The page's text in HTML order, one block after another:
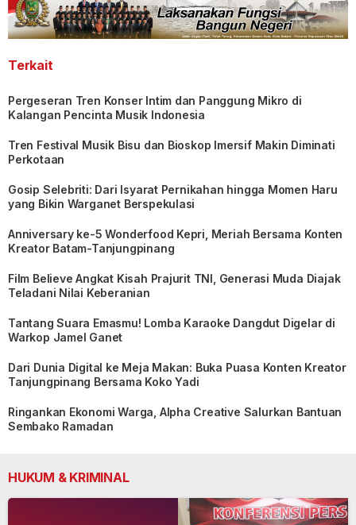
Terkait
Pergeseran Tren Konser Intim dan Panggung Mikro di
Kalangan Pencinta Musik Indonesia
Tren Festival Musik Bisu dan Bioskop Imersif Makin Diminati
Perkotaan
Gosip Selebriti: Dari Isyarat Pernikahan hingga Momen Haru
yang Bikin Warganet Berspekulasi
Anniversary ke-5 Wonderfood Kepri, Meriah Bersama Konten
Kreator Batam-Tanjungpinang
Film Believe Angkat Kisah Prajurit TNI, Generasi Muda Diajak
Teladani Nilai Keberanian
Tantang Suara Emasmu! Lomba Karaoke Dangdut Digelar di
Warkop Jamel Ganet
Dari Dunia Digital ke Meja Makan: Buka Puasa Konten Kreator
Tanjungpinang Bersama Koko Yadi
Ringankan Ekonomi Warga, Alpha Creative Salurkan Bantuan
Sembako Ramadan
HUKUM & KRIMINAL